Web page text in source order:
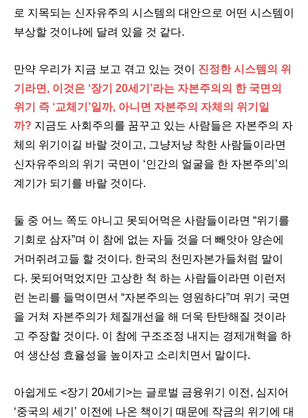
로 지목되는 신자유주의 시스템의 대안으로 어떤 시스템이
부상할 것이냐에 달려 있을 것 같다.
만약 우리가 지금 보고 겪고 있는 것이
진정한 시스템의 위
기라면, 이것은 ‘장기 20세기’라는 자본주의의 한 국면의
위기 즉 ‘교체기’일까, 아니면 자본주의 자체의 위기일
까? 지금도 사회주의를 꿈꾸고 있는 사람들은 자본주의 자
체의 위기이길 바랄 것이고, 그냥저냥 착한 사람들이라면
신자유주의의 위기 국면이 ‘인간의 얼굴을 한 자본주의’의
계기가 되기를 바랄 것이다.
둘 중 어느 쪽도 아니고 못되어먹은 사람들이라면 “위기를
기회로 삼자”며 이 참에 없는 자들 것을 더 빼앗아 양손에
거머쥐려고들 할 것이다. 한국의 천민자본가들처럼 말이
다. 못되어먹었지만 고상한 척 하는 사람들이라면 이런저
런 논리를 들먹이면서 “자본주의는 영원하다”며 위기 국면
을 거쳐 자본주의가 체질개선을 해 더욱 탄탄해질 것이라
고 주장할 것이다. 이 참에 구조조정 내지는 경제개혁을 하
여 생산성 효율성을 높이자고 소리치면서 말이다.
아쉽게도 <장기 20세기>는 글로벌 금융위기 이전, 심지어
‘중국의 세기’ 이전에 나온 책이기 때문에 작금의 위기에 대